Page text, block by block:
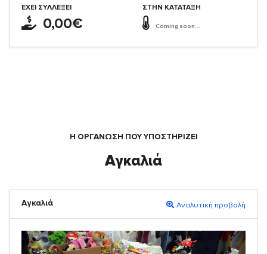
ΈΧΕΙ ΣΥΛΛΈΞΕΙ
0,00€
ΣΤΗΝ ΚΑΤΆΤΑΞΗ
Coming soon...
Η ΟΡΓΆΝΩΣΗ ΠΟΥ ΥΠΟΣΤΗΡΙΖΕΙ
Αγκαλιά
Αγκαλιά Αναλυτική προβολή